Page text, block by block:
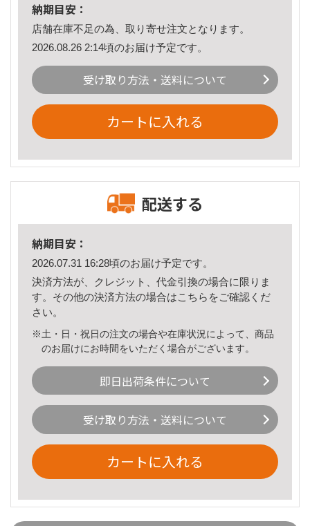
納期目安：
店舗在庫不足の為、取り寄せ注文となります。
2026.08.26 2:14頃のお届け予定です。
受け取り方法・送料について
カートに入れる
配送する
納期目安：
2026.07.31 16:28頃のお届け予定です。
決済方法が、クレジット、代金引換の場合に限りま
す。その他の決済方法の場合はこちら をご確認くだ
さい。
※土・日・祝日の注文の場合や在庫状況によって、商品
のお届けにお時間をいただく場合がございます。
即日出荷条件について
受け取り方法・送料について
カートに入れる